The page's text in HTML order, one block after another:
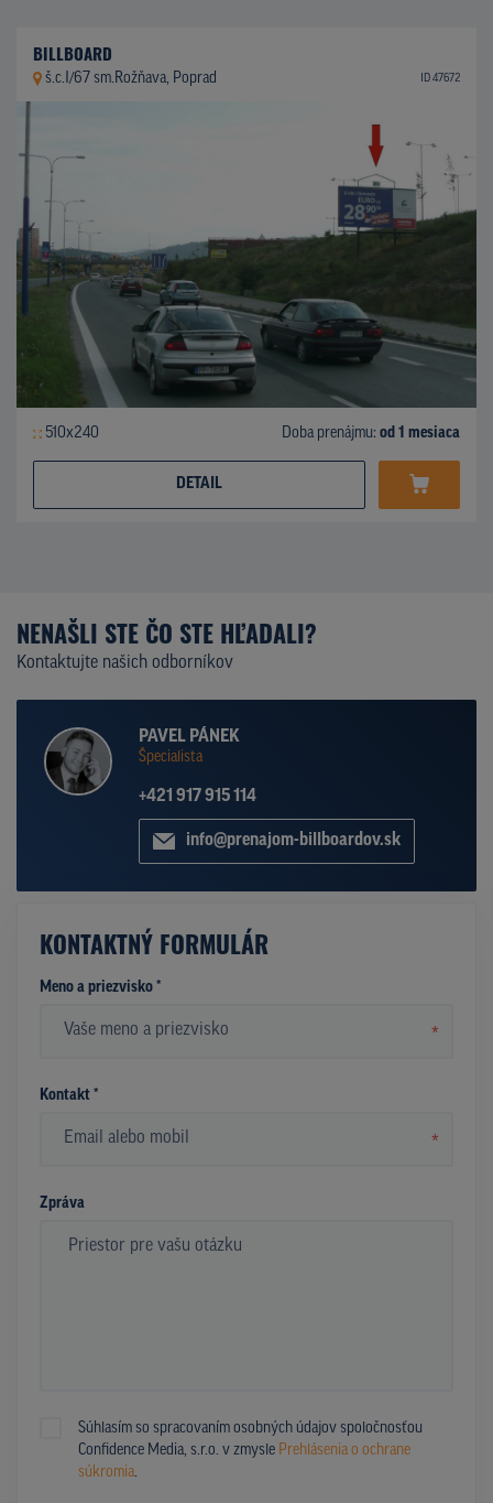
BILLBOARD
š.c.I/67 sm.Rožňava, Poprad ID 47672
510x240 Doba prenájmu: od 1 mesiaca
DETAIL
NENAŠLI STE ČO STE HĽADALI?
Kontaktujte našich odborníkov
PAVEL PÁNEK
Špecialista
+421 917 915 114
info@prenajom-billboardov.sk
KONTAKTNÝ FORMULÁR
Meno a priezvisko *
*
Kontakt *
*
Zpráva
Súhlasím so spracovaním osobných údajov spoločnosťou
Confidence Media, s.r.o. v zmysle Prehlásenia o ochrane
súkromia.